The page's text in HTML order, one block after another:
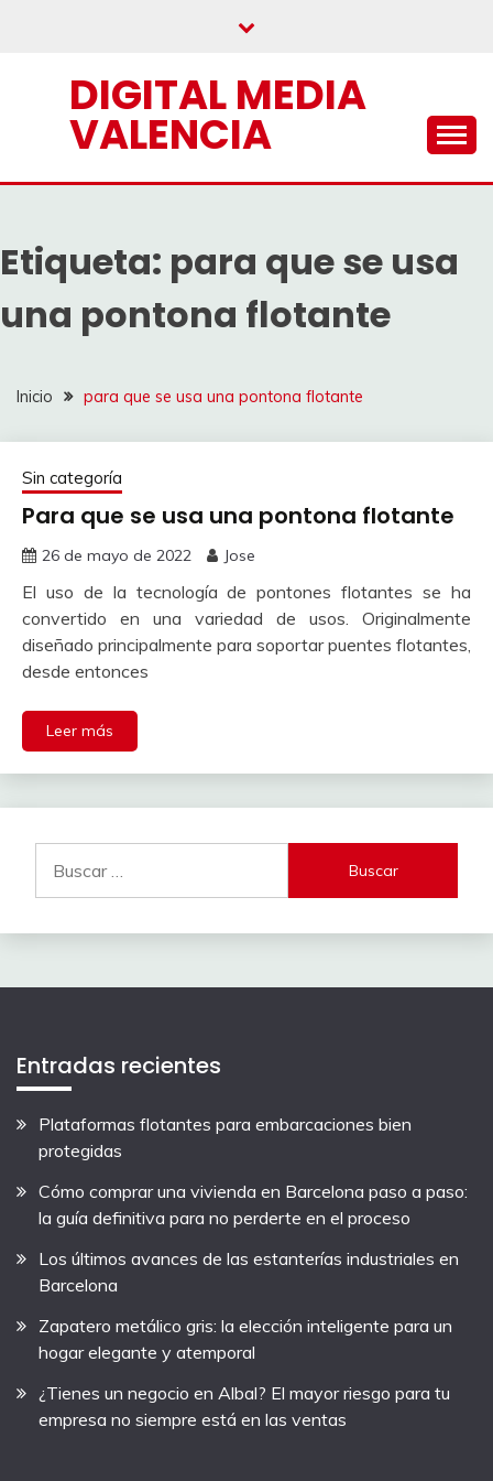
DIGITAL MEDIA
VALENCIA
Etiqueta: para que se usa
una pontona flotante
Inicio para que se usa una pontona flotante
Sin categoría
Para que se usa una pontona flotante
26 de mayo de 2022 Jose
El uso de la tecnología de pontones flotantes se ha
convertido en una variedad de usos. Originalmente
diseñado principalmente para soportar puentes flotantes,
desde entonces
Leer más
Entradas recientes
Plataformas flotantes para embarcaciones bien
protegidas
Cómo comprar una vivienda en Barcelona paso a paso:
la guía definitiva para no perderte en el proceso
Los últimos avances de las estanterías industriales en
Barcelona
Zapatero metálico gris: la elección inteligente para un
hogar elegante y atemporal
¿Tienes un negocio en Albal? El mayor riesgo para tu
empresa no siempre está en las ventas